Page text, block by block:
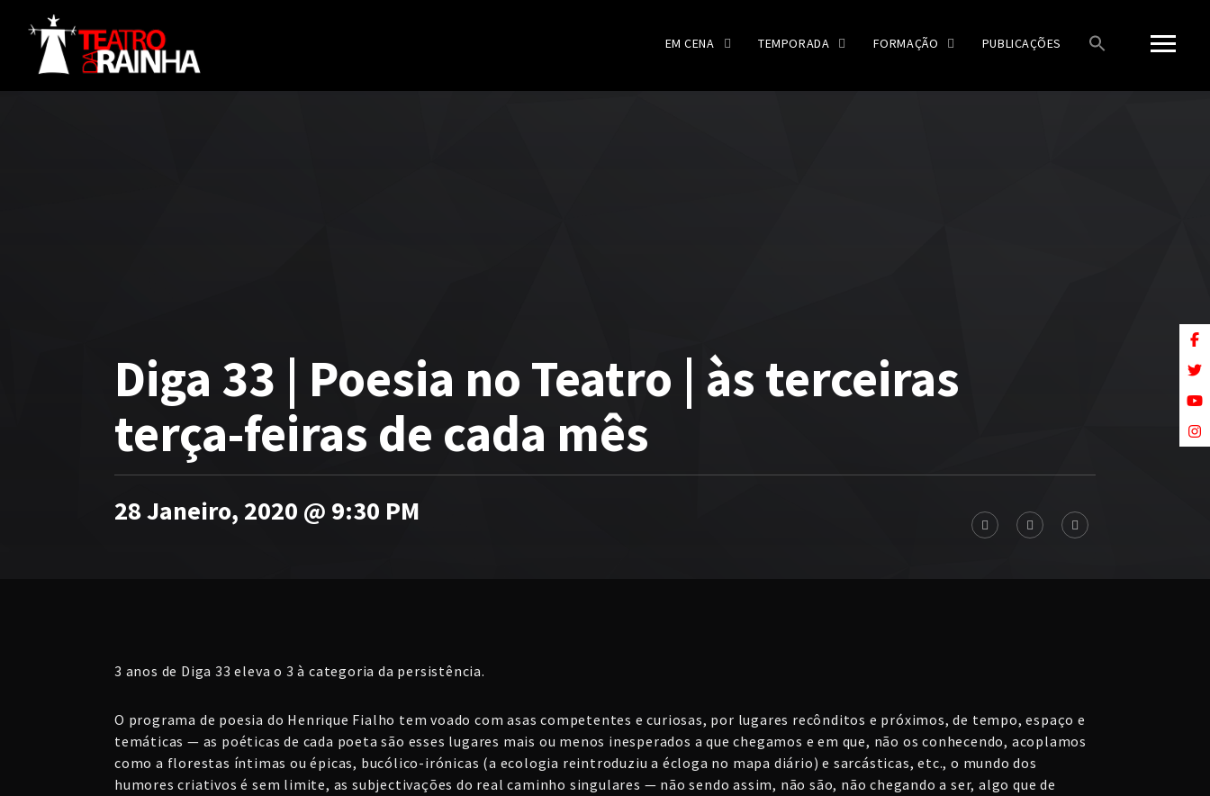
EM CENA TEMPORADA FORMAÇÃO PUBLICAÇÕES
Diga 33 | Poesia no Teatro | às terceiras
terça-feiras de cada mês
28 Janeiro, 2020 @ 9:30 PM
3 anos de Diga 33 eleva o 3 à categoria da persistência.
O programa de poesia do Henrique Fialho tem voado com asas competentes e curiosas, por lugares recônditos e próximos, de tempo, espaço e
temáticas — as poéticas de cada poeta são esses lugares mais ou menos inesperados a que chegamos e em que, não os conhecendo, acoplamos
como a florestas íntimas ou épicas, bucólico-irónicas (a ecologia reintroduziu a écloga no mapa diário) e sarcásticas, etc., o mundo dos
humores criativos é sem limite, as subjectivações do real caminho singulares — não sendo assim, não são, não chegando a ser, algo que de